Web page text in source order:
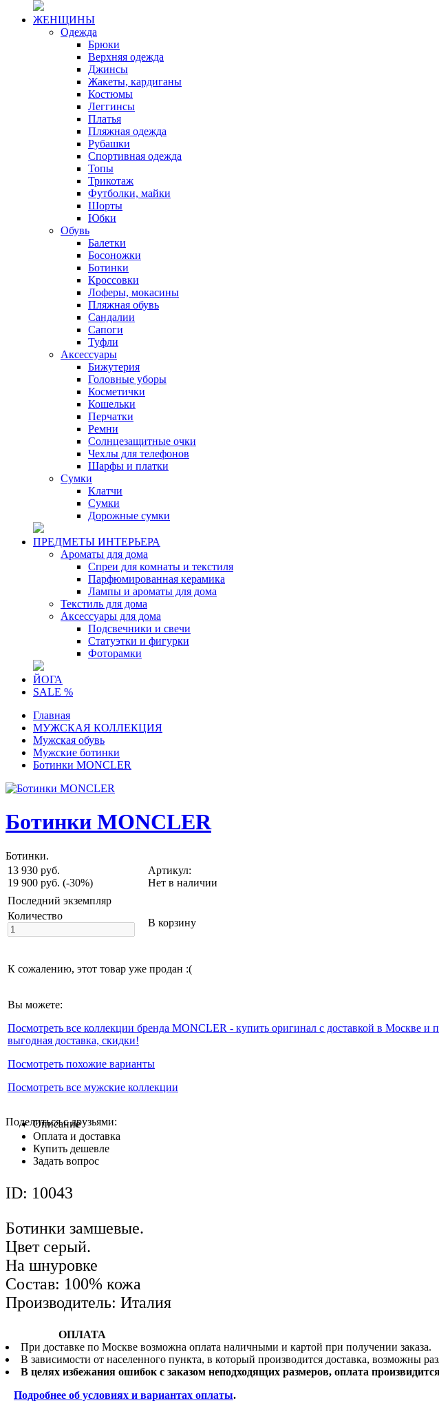
ЖЕНЩИНЫ
Одежда
Брюки
Верхняя одежда
Джинсы
Жакеты, кардиганы
Костюмы
Леггинсы
Платья
Пляжная одежда
Рубашки
Спортивная одежда
Топы
Трикотаж
Футболки, майки
Шорты
Юбки
Обувь
Балетки
Босоножки
Ботинки
Кроссовки
Лоферы, мокасины
Пляжная обувь
Сандалии
Сапоги
Туфли
Аксессуары
Бижутерия
Головные уборы
Косметички
Кошельки
Перчатки
Ремни
Солнцезащитные очки
Чехлы для телефонов
Шарфы и платки
Сумки
Клатчи
Сумки
Дорожные сумки
ПРЕДМЕТЫ ИНТЕРЬЕРА
Ароматы для дома
Спреи для комнаты и текстиля
Парфюмированная керамика
Лампы и ароматы для дома
Текстиль для дома
Аксессуары для дома
Подсвечники и свечи
Статуэтки и фигурки
Фоторамки
ЙОГА
SALE %
Главная
МУЖСКАЯ КОЛЛЕКЦИЯ
Мужская обувь
Мужские ботинки
Ботинки MONCLER
Ботинки MONCLER
Ботинки.
13 930 руб.
19 900 руб. (-30%)
Артикул:
Нет в наличии
Последний экземпляр
Количество
В корзину
К сожалению, этот товар уже продан :(
Вы можете:
Посмотреть все коллекции бренда MONCLER - купить оригинал с доставкой в
выгодная доставка, скидки!
Посмотреть похожие варианты
Посмотреть все мужские коллекции
Поделиться с друзьями:
Описание
Оплата и доставка
Купить дешевле
Задать вопрос
ID: 10043
Ботинки замшевые.
Цвет серый.
На шнуровке
Состав: 100% кожа
Производитель: Италия
ОПЛАТА
При доставке по Москве возможна оплата наличными и картой при получении заказа.
В зависимости от населенного пункта, в который производится доставка, возможны
В целях избежания ошибок с заказом неподходящих размеров, оплата
Подробнее об условиях и вариантах оплаты.